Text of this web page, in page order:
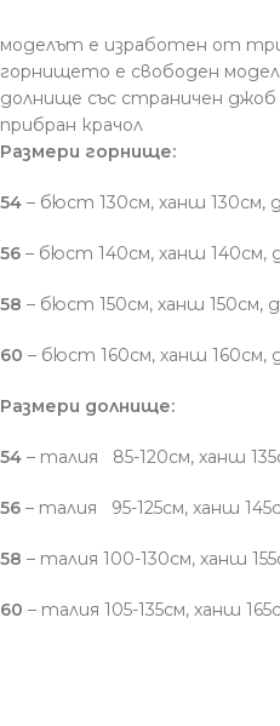
моделът е изработен от
горнището е свободен модел
долнище със страничен джоб
прибран крачол
Размери горнище:
54 – бюст 130см, ханш 130см,
56 – бюст 140см, ханш 140см,
58 – бюст 150см, ханш 150см,
60 – бюст 160см, ханш 160см,
Размери долнище:
54 – талия 85-120см, ханш
56 – талия 95-125см, ханш
58 – талия 100-130см, ханш
60 – талия 105-135см, ханш